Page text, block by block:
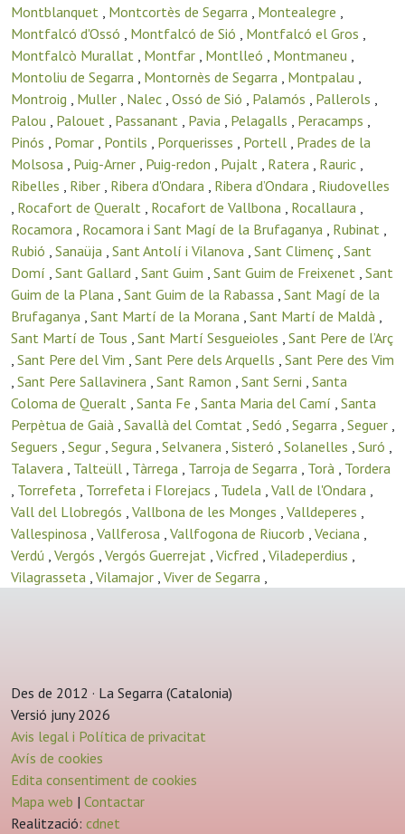
Montblanquet , Montcortès de Segarra , Montealegre ,
Montfalcó d'Ossó , Montfalcó de Sió , Montfalcó el Gros ,
Montfalcò Murallat , Montfar , Montlleó , Montmaneu ,
Montoliu de Segarra , Montornès de Segarra , Montpalau ,
Montroig , Muller , Nalec , Ossó de Sió , Palamós , Pallerols ,
Palou , Palouet , Passanant , Pavia , Pelagalls , Peracamps ,
Pinós , Pomar , Pontils , Porquerisses , Portell , Prades de la
Molsosa , Puig-Arner , Puig-redon , Pujalt , Ratera , Rauric ,
Ribelles , Riber , Ribera d'Ondara , Ribera d’Ondara , Riudovelles
, Rocafort de Queralt , Rocafort de Vallbona , Rocallaura ,
Rocamora , Rocamora i Sant Magí de la Brufaganya , Rubinat ,
Rubió , Sanaüja , Sant Antolí i Vilanova , Sant Climenç , Sant
Domí , Sant Gallard , Sant Guim , Sant Guim de Freixenet , Sant
Guim de la Plana , Sant Guim de la Rabassa , Sant Magí de la
Brufaganya , Sant Martí de la Morana , Sant Martí de Maldà ,
Sant Martí de Tous , Sant Martí Sesgueioles , Sant Pere de l’Arç
, Sant Pere del Vim , Sant Pere dels Arquells , Sant Pere des Vim
, Sant Pere Sallavinera , Sant Ramon , Sant Serni , Santa
Coloma de Queralt , Santa Fe , Santa Maria del Camí , Santa
Perpètua de Gaià , Savallà del Comtat , Sedó , Segarra , Seguer ,
Seguers , Segur , Segura , Selvanera , Sisteró , Solanelles , Suró ,
Talavera , Talteüll , Tàrrega , Tarroja de Segarra , Torà , Tordera
, Torrefeta , Torrefeta i Florejacs , Tudela , Vall de l'Ondara ,
Vall del Llobregós , Vallbona de les Monges , Valldeperes ,
Vallespinosa , Vallferosa , Vallfogona de Riucorb , Veciana ,
Verdú , Vergós , Vergós Guerrejat , Vicfred , Viladeperdius ,
Vilagrasseta , Vilamajor , Viver de Segarra ,
Des de 2012 · La Segarra (Catalonia)
Versió juny 2026
Avis legal i Política de privacitat
Avís de cookies
Edita consentiment de cookies
Mapa web | Contactar
Realització: cdnet